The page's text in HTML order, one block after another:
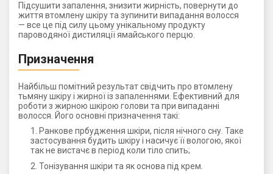
Підсушити запалення, знизити жирність, повернути до
життя втомлену шкіру та зупинити випадання волосся
— все це під силу цьому унікальному продукту
пароводяної дистиляції ямайського перцю.
Призначення
Найбільш помітний результат свідчить про втомлену
тьмяну шкіру і жирної із запаленнями. Ефективний для
роботи з жирною шкірою голови та при випаданні
волосся. Його основні призначення такі:
Ранкове прбудження шкіри, після нічного сну. Таке
застосування будить шкіру і насичує її вологою, якої
так не вистачє в період коли тіло спить;
Тонізування шкіри та як основа під крем.